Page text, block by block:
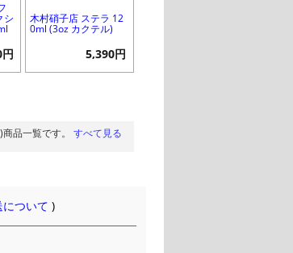
シ 木村硝子店 ステラ 12
0ml (3oz カクテル)
5,390円
品一覧です。 すべて見る
ついて )